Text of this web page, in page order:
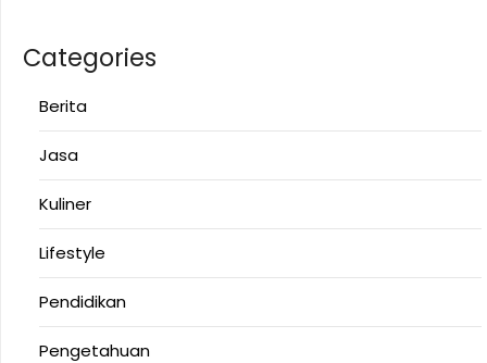
Categories
Berita
Jasa
Kuliner
Lifestyle
Pendidikan
Pengetahuan